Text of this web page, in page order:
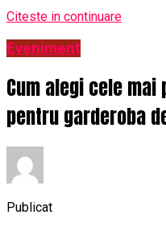
Citeste in continuare
Eveniment
Cum alegi cele
pentru garderoba
Publicat